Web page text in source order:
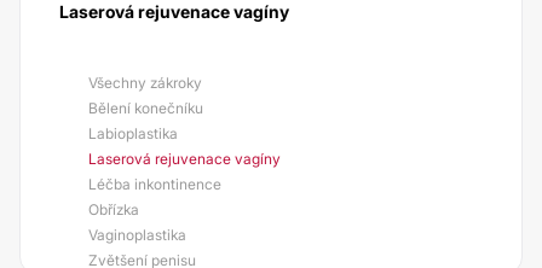
Laserová rejuvenace vagíny
Všechny zákroky
Bělení konečníku
Labioplastika
Laserová rejuvenace vagíny
Léčba inkontinence
Obřízka
Vaginoplastika
Zvětšení penisu